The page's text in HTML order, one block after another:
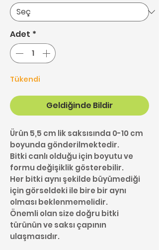
Adet *
Tükendi
Geldiğinde Bildir
Ürün 5,5 cm lik saksısında 0-10 cm
boyunda gönderilmektedir.
Bitki canlı olduğu için boyutu ve
formu değişiklik gösterebilir.
Her bitki aynı şekilde büyümediği
için görseldeki ile bire bir aynı
olması beklenmemelidir.
Önemli olan size doğru bitki
türünün ve saksı çapının
ulaşmasıdır.